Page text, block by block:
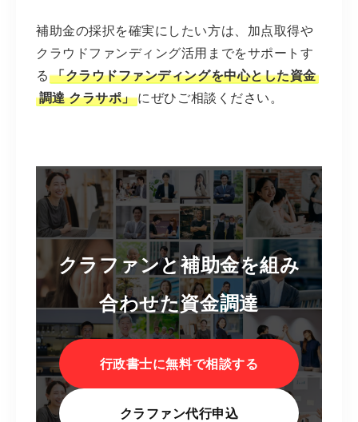
補助金の採択を確実にしたい方は、加点取得や
クラウドファンディング活用までをサポートす
る 「クラウドファンディングを中心とした資金
調達 クラサポ」 にぜひご相談ください。
クラファンと補助金を組み
合わせた資金調達
行政書士に無料で相談する
クラファン代行申込